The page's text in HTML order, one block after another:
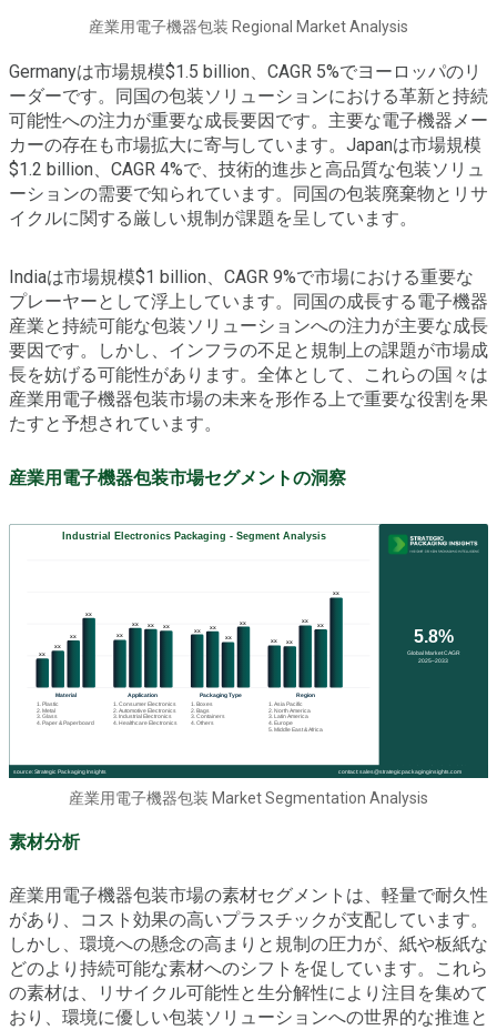
産業用電子機器包装 Regional Market Analysis
Germanyは市場規模$1.5 billion、CAGR 5%でヨーロッパのリ
ーダーです。同国の包装ソリューションにおける革新と持続
可能性への注力が重要な成長要因です。主要な電子機器メー
カーの存在も市場拡大に寄与しています。Japanは市場規模
$1.2 billion、CAGR 4%で、技術的進歩と高品質な包装ソリュ
ーションの需要で知られています。同国の包装廃棄物とリサ
イクルに関する厳しい規制が課題を呈しています。
Indiaは市場規模$1 billion、CAGR 9%で市場における重要な
プレーヤーとして浮上しています。同国の成長する電子機器
産業と持続可能な包装ソリューションへの注力が主要な成長
要因です。しかし、インフラの不足と規制上の課題が市場成
長を妨げる可能性があります。全体として、これらの国々は
産業用電子機器包装市場の未来を形作る上で重要な役割を果
たすと予想されています。
産業用電子機器包装市場セグメントの洞察
産業用電子機器包装 Market Segmentation Analysis
素材分析
産業用電子機器包装市場の素材セグメントは、軽量で耐久性
があり、コスト効果の高いプラスチックが支配しています。
しかし、環境への懸念の高まりと規制の圧力が、紙や板紙な
どのより持続可能な素材へのシフトを促しています。これら
の素材は、リサイクル可能性と生分解性により注目を集めて
おり、環境に優しい包装ソリューションへの世界的な推進と